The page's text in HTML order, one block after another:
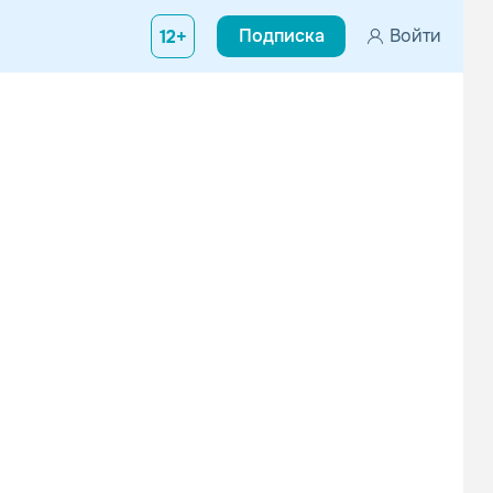
12+ Подписка Войти
и энхансер не похожи, но читка присутствует, а так же
Project Featuring Gitane...